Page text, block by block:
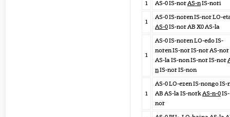
1
AS-0 IS-norAS-nIS-nori
1
AS-0 IS-noren IS-nor LO-
AS-0IS-nor AB X0 AS-la
1
AS-0 IS-noren LO-edo IS-
noren IS-nor IS-nor AS-nor
AS-la IS-non IS-nor IS-nor
nIS-nor IS-non
1
AS-0 LO-ezen IS-nongo IS-
AB AS-la IS-norkAS-n-0IS-
nor